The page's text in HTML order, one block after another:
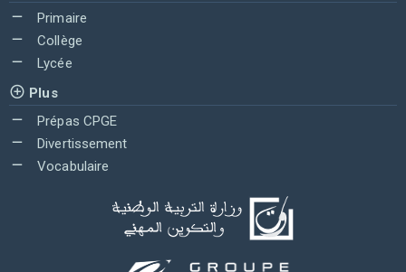
Primaire
Collège
Lycée
Plus
Prépas CPGE
Divertissement
Vocabulaire